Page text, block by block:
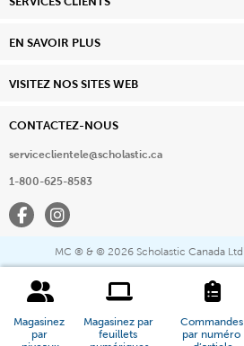
Magasinez
par
Magasinez par
feuillets
Commandes
par numéro
EN SAVOIR PLUS
VISITEZ NOS SITES WEB
CONTACTEZ-NOUS
serviceclientele@scholastic.ca
1-800-625-8583
FacebookInstagram
MC ® & © 2026 Scholastic Canada